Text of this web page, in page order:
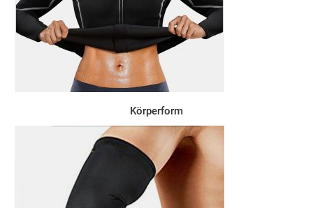
Körperform